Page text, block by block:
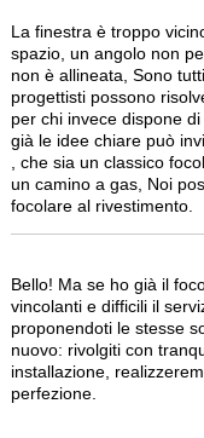
La finestra è troppo
spazio, un angolo non
non è allineata, Sono
progettisti possono
per chi invece dispone
già le idee chiare può
, che sia un classico
un camino a gas, Noi
focolare al rivestimento.
Bello! Ma se ho già il
vincolanti e difficili il
proponendoti le stesse
nuovo: rivolgiti con
installazione,
perfezione.